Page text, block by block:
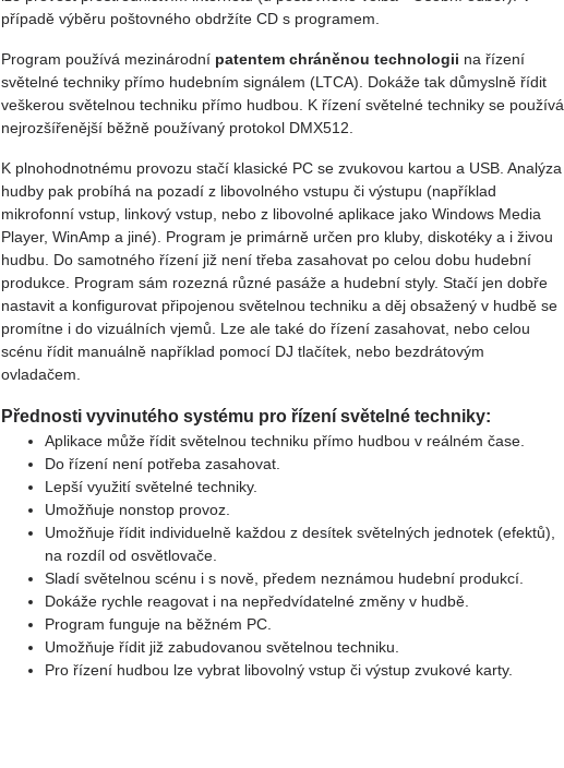
případě výběru poštovného obdržíte CD s programem.
Program používá mezinárodní patentem chráněnou technologii na řízení
světelné techniky přímo hudebním signálem (LTCA). Dokáže tak důmyslně řídit
veškerou světelnou techniku přímo hudbou. K řízení světelné techniky se používá
nejrozšířenější běžně používaný protokol DMX512.
K plnohodnotnému provozu stačí klasické PC se zvukovou kartou a USB. Analýza
hudby pak probíhá na pozadí z libovolného vstupu či výstupu (například
mikrofonní vstup, linkový vstup, nebo z libovolné aplikace jako Windows Media
Player, WinAmp a jiné). Program je primárně určen pro kluby, diskotéky a i živou
hudbu. Do samotného řízení již není třeba zasahovat po celou dobu hudební
produkce. Program sám rozezná různé pasáže a hudební styly. Stačí jen dobře
nastavit a konfigurovat připojenou světelnou techniku a děj obsažený v hudbě se
promítne i do vizuálních vjemů. Lze ale také do řízení zasahovat, nebo celou
scénu řídit manuálně například pomocí DJ tlačítek, nebo bezdrátovým
ovladačem.
Přednosti vyvinutého systému pro řízení světelné techniky:
Aplikace může řídit světelnou techniku přímo hudbou v reálném čase.
Do řízení není potřeba zasahovat.
Lepší využití světelné techniky.
Umožňuje nonstop provoz.
Umožňuje řídit individuelně každou z desítek světelných jednotek (efektů),
na rozdíl od osvětlovače.
Sladí světelnou scénu i s nově, předem neznámou hudební produkcí.
Dokáže rychle reagovat i na nepředvídatelné změny v hudbě.
Program funguje na běžném PC.
Umožňuje řídit již zabudovanou světelnou techniku.
Pro řízení hudbou lze vybrat libovolný vstup či výstup zvukové karty.